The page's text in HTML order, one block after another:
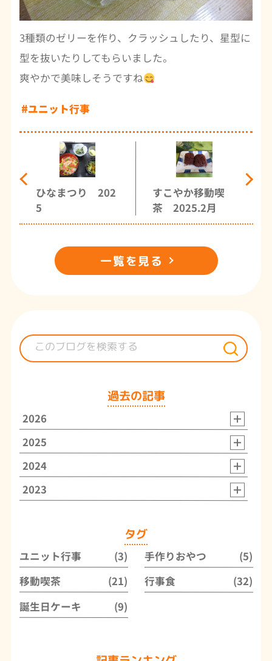
過去の記事
2026
2025
2024
2023
タグ
ユニット行事 (3) 手作りおやつ (5)
移動喫茶 (21) 行事食 (32)
誕生日ケーキ (9)
3種類のゼリーを作り、クラッシュしたり、星型に
型を抜いたりしてもらいました。
爽やかで美味しそうですね
#ユニット行事
ひなまつり 202
5
すこやか移動喫
茶 2025.2月
一覧を見る